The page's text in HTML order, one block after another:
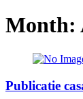
Month:
Publicatie